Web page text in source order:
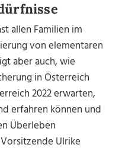
allen Familien im
von elementaren
aber auch, wie
in Österreich
2022 erwarten,
erfahren können und
Überleben
Ulrike